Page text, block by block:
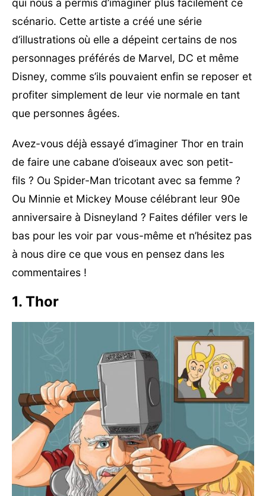
qui nous a permis d’imaginer plus facilement ce
scénario. Cette artiste a créé une série
d’illustrations où elle a dépeint certains de nos
personnages préférés de Marvel, DC et même
Disney, comme s’ils pouvaient enfin se reposer et
profiter simplement de leur vie normale en tant
que personnes âgées.
Avez-vous déjà essayé d’imaginer Thor en train
de faire une cabane d’oiseaux avec son petit-
fils ? Ou Spider-Man tricotant avec sa femme ?
Ou Minnie et Mickey Mouse célébrant leur 90e
anniversaire à Disneyland ? Faites défiler vers le
bas pour les voir par vous-même et n’hésitez pas
à nous dire ce que vous en pensez dans les
commentaires !
1. Thor